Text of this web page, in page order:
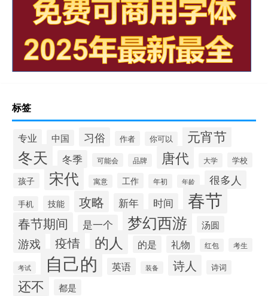
标签
专业 中国 习俗 作者 你可以 元宵节
冬天 冬季 可能会 品牌 唐代 大学 学校
孩子 宋代 寓意 工作 年初 年龄 很多人
手机 技能 攻略 新年 时间 春节
春节期间 是一个 梦幻西游 汤圆
游戏 疫情 的人 的是 礼物 红包 考生
考试 自己的 英语 装备 诗人 诗词
还不 都是